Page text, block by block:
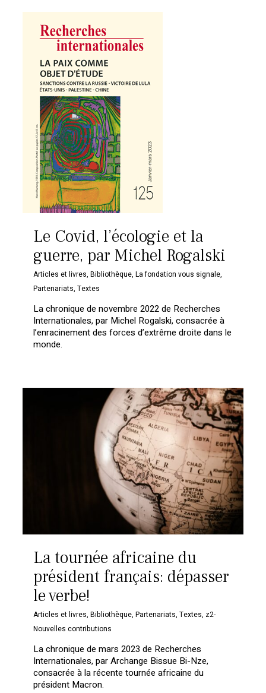
Le Covid, l’écologie et la
guerre, par Michel Rogalski
Articles et livres,Bibliothèque,La fondation vous signale,
Partenariats,Textes
La chronique de novembre 2022 de Recherches
Internationales, par Michel Rogalski, consacrée à
l’enracinement des forces d’extrême droite dans le
monde.
La tournée africaine du
président français: dépasser
le verbe!
Articles et livres,Bibliothèque,Partenariats,Textes, z2-
Nouvelles contributions
La chronique de mars 2023 de Recherches
Internationales, par Archange Bissue Bi-Nze,
consacrée à la récente tournée africaine du
président Macron.